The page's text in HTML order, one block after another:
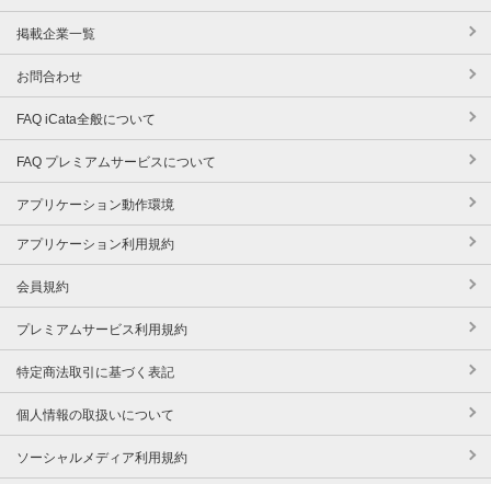
掲載企業一覧
お問合わせ
FAQ iCata全般について
FAQ プレミアムサービスについて
アプリケーション動作環境
アプリケーション利用規約
会員規約
プレミアムサービス利用規約
特定商法取引に基づく表記
個人情報の取扱いについて
ソーシャルメディア利用規約